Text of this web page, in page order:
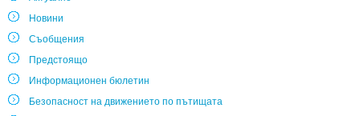
Новини
Съобщения
Предстоящо
Информационен бюлетин
Безопасност на движението по пътищата